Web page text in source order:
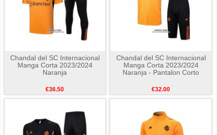
Chandal del SC Internacional
Manga Corta 2023/2024
Naranja
€36.50
Chandal del SC Internacional
Manga Corta 2023/2024
Naranja - Pantalon Corto
€32.00